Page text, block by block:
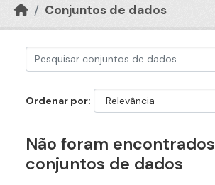
Conjuntos de dados
Ordenar por
Não foram encontrados
conjuntos de dados